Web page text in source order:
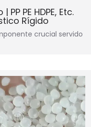
PE HDPE, Etc.
Rígido
crucial servido